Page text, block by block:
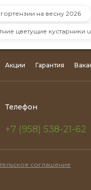
на весну 2026
цветущие
Акции Гарантия
Телефон
+7 (958) 538-21-62
соглашение